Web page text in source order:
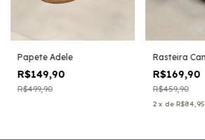
Papete Adele
R$149,90
R$499,90
Rasteira
R$169,90
R$459,90
2 x de R$84,95